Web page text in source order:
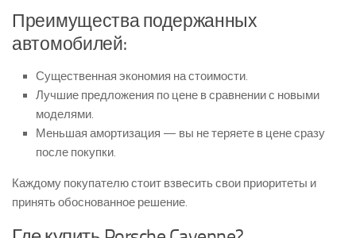
Преимущества подержанных
автомобилей:
Существенная экономия на стоимости.
Лучшие предложения по цене в сравнении с новыми
моделями.
Меньшая амортизация — вы не теряете в цене сразу
после покупки.
Каждому покупателю стоит взвесить свои приоритеты и
принять обоснованное решение.